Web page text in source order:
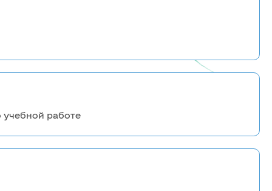
учебной работе